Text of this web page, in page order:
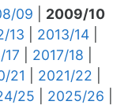
09
2009/10
13 2013/14
17 2017/18
21 2021/22
25 2025/26